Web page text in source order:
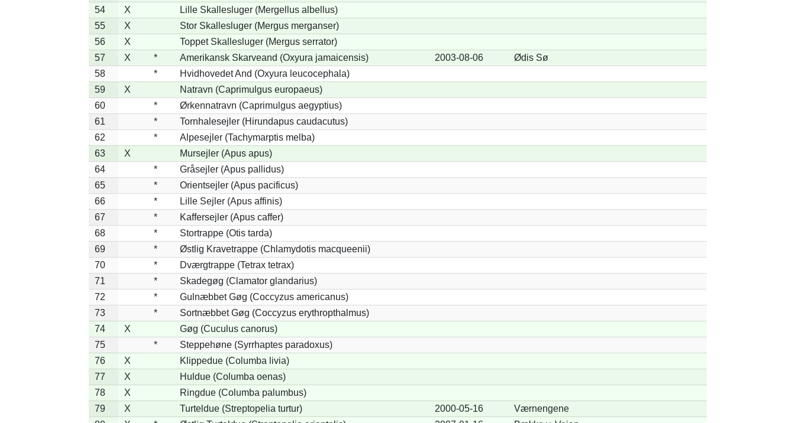
54
X
Lille Skallesluger (Mergellus albellus)
55
X
Stor Skallesluger (Mergus merganser)
56
X
Toppet Skallesluger (Mergus serrator)
57
X * Amerikansk Skarveand (Oxyura jamaicensis) 2003-08-06
Ødis Sø
58
*
Hvidhovedet And (Oxyura leucocephala)
59
X
Natravn (Caprimulgus europaeus)
60
*
Ørkennatravn (Caprimulgus aegyptius)
61
*
Tornhalesejler (Hirundapus caudacutus)
62
*
Alpesejler (Tachymarptis melba)
63
X
Mursejler (Apus apus)
64
*
Gråsejler (Apus pallidus)
65
*
Orientsejler (Apus pacificus)
66
*
Lille Sejler (Apus affinis)
67
*
Kaffersejler (Apus caffer)
68
*
Stortrappe (Otis tarda)
69
*
Østlig Kravetrappe (Chlamydotis macqueenii)
70
*
Dværgtrappe (Tetrax tetrax)
71
*
Skadegøg (Clamator glandarius)
72
*
Gulnæbbet Gøg (Coccyzus americanus)
73
*
Sortnæbbet Gøg (Coccyzus erythropthalmus)
74
X
Gøg (Cuculus canorus)
75
*
Steppehøne (Syrrhaptes paradoxus)
76
X
Klippedue (Columba livia)
77
X
Huldue (Columba oenas)
78
X
Ringdue (Columba palumbus)
79
X Turteldue (Streptopelia turtur) 2000-05-16
Værnengene